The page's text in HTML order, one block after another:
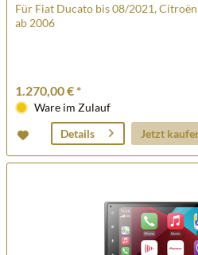
Für Fiat Ducato bis 08/2021,
ab 2006
1.270,00 € *
Ware im Zulauf
Details
Jetzt